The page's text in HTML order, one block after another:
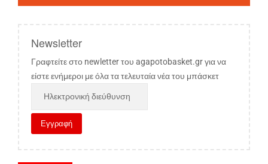
Newsletter
Γραφτείτε στο newletter του agapotobasket.gr για να
είστε ενήμεροι με όλα τα τελευταία νέα του μπάσκετ